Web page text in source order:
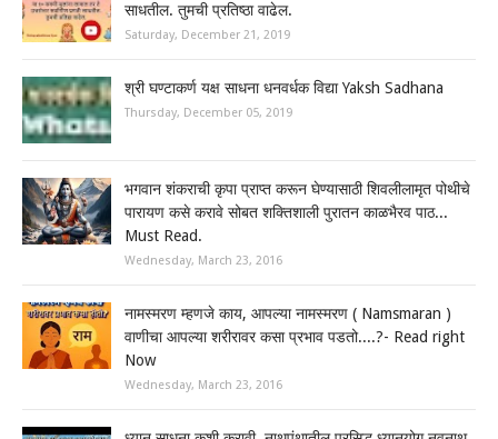
साधतील. तुमची प्रतिष्ठा वाढेल.
Saturday, December 21, 2019
श्री घण्टाकर्ण यक्ष साधना धनवर्धक विद्या Yaksh Sadhana
Thursday, December 05, 2019
भगवान शंकराची कृपा प्राप्त करून घेण्यासाठी शिवलीलामृत पोथीचे
पारायण कसे करावे सोबत शक्तिशाली पुरातन काळभैरव पाठ...
Must Read.
Wednesday, March 23, 2016
नामस्मरण म्हणजे काय, आपल्या नामस्मरण ( Namsmaran )
वाणीचा आपल्या शरीरावर कसा प्रभाव पडतो....?- Read right
Now
Wednesday, March 23, 2016